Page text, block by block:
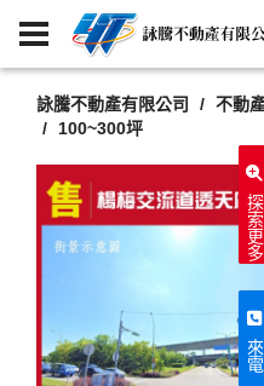
探索更多
來電
詠騰不動產有限公司 不動
100~300坪